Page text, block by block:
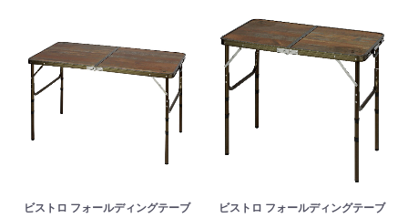
ビストロ フォールディングテーブ
ビストロ フォールディングテーブ